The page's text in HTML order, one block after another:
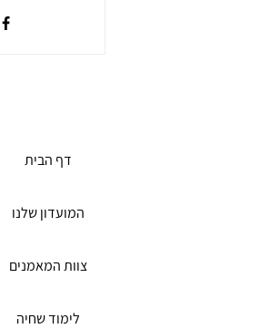
דף הבית
המועדון שלנו
צוות המאמנים
לימוד שחיה